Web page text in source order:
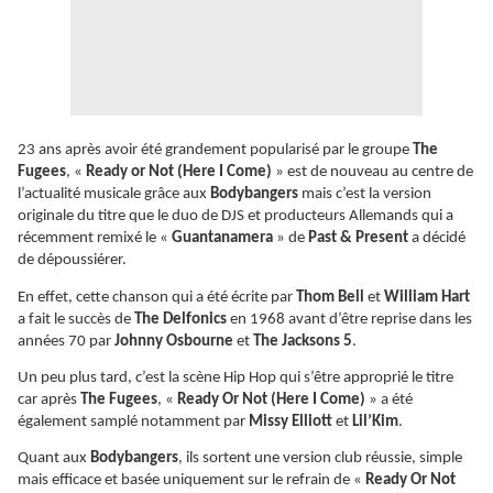
23 ans après avoir été grandement popularisé par le groupe The
Fugees, « Ready or Not (Here I Come) » est de nouveau au centre de
l’actualité musicale grâce aux Bodybangers mais c’est la version
originale du titre que le duo de DJS et producteurs Allemands qui a
récemment remixé le « Guantanamera » de Past & Present a décidé
de dépoussiérer.
En effet, cette chanson qui a été écrite par Thom Bell et William Hart
a fait le succès de The Delfonics en 1968 avant d’être reprise dans les
années 70 par Johnny Osbourne et The Jacksons 5.
Un peu plus tard, c’est la scène Hip Hop qui s’être approprié le titre
car après
The Fugees, « Ready Or Not (Here I Come) » a été
également samplé notamment par Missy Elliott et Lil’Kim.
Quant aux Bodybangers, ils sortent une version club réussie, simple
mais efficace et basée uniquement sur le refrain de « Ready Or Not